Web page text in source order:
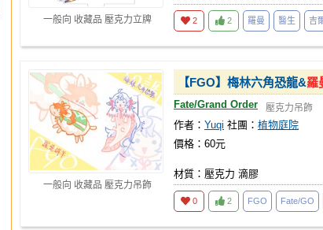
一般向 收藏品 壓克力立牌 2 2 羅曼 醫生 吉
一般向 收藏品 壓克力吊飾
【FGO】梅林六角恐龍&羅
Fate/Grand Order 壓克力吊飾
作者： Yuqi 社團： 植物庭院
價格：60元
材質：壓克力 滴膠
0 2 FGO Fate/GO